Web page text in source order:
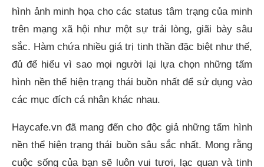
hình ảnh minh họa cho các status tâm trạng của minh
trên mạng xã hội như một sự trải lòng, giãi bày sâu
sắc. Hàm chứa nhiều giá trị tinh thần đặc biệt như thế,
đủ để hiểu vì sao mọi người lại lựa chọn những tấm
hình nền thể hiện trạng thái buồn nhất để sử dụng vào
các mục đích cá nhân khác nhau.
Haycafe.vn đã mang đến cho độc giả những tấm hình
nền thể hiện trạng thái buồn sâu sắc nhất. Mong rằng
cuộc sống của bạn sẽ luôn vui tươi, lạc quan và tinh